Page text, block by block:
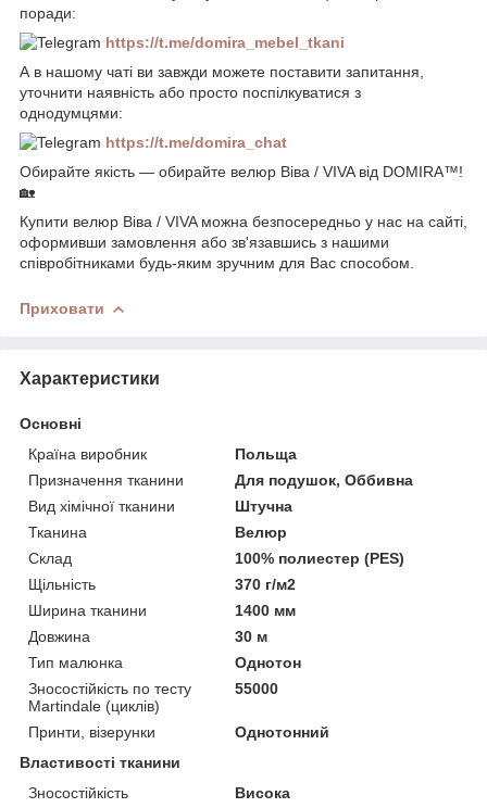
поради:
https://t.me/domira_mebel_tkani
А в нашому чаті ви завжди можете поставити запитання,
уточнити наявність або просто поспілкуватися з
однодумцями:
https://t.me/domira_chat
Обирайте якість — обирайте велюр Віва / VIVA від DOMIRA™!
🏡
Купити велюр Віва / VIVA можна безпосередньо у нас на сайті,
оформивши замовлення або зв'язавшись з нашими
співробітниками будь-яким зручним для Вас способом.
Приховати
Характеристики
Основні
Країна виробник
Польща
Призначення тканини
Для подушок, Оббивна
Вид хімічної тканини
Штучна
Тканина
Велюр
Склад
100% полиестер (PES)
Щільність
370 г/м2
Ширина тканини
1400 мм
Довжина
30 м
Тип малюнка
Однотон
Зносостійкість по тесту
Martindale (циклів)
55000
Принти, візерунки
Однотонний
Властивості тканини
Зносостійкість
Висока